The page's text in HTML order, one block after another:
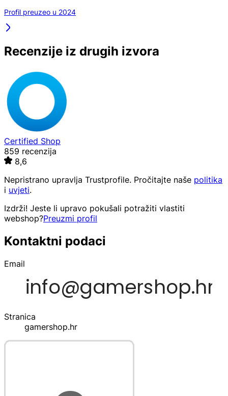
Profil preuzeo u 2024
Recenzije iz drugih izvora
Certified Shop
859 recenzija
8,6
Nepristrano upravlja Trustprofile. Pročitajte naše politika
i uvjeti.
Izdrži! Jeste li upravo pokušali potražiti vlastiti
webshop?Preuzmi profil
Kontaktni podaci
Email
Stranica
gamershop.hr